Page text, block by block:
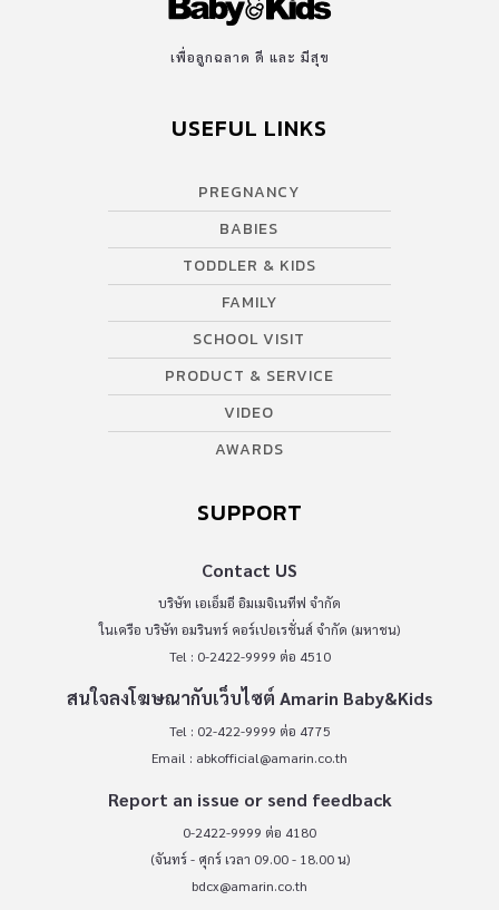
เพื่อลูกฉลาด ดี และ มีสุข
USEFUL LINKS
PREGNANCY
BABIES
TODDLER & KIDS
FAMILY
SCHOOL VISIT
PRODUCT & SERVICE
VIDEO
AWARDS
SUPPORT
Contact US
บริษัท เอเอ็มอี อิมเมจิเนทีฟ จำกัด
ในเครือ บริษัท อมรินทร์ คอร์เปอเรชั่นส์ จำกัด (มหาชน)
Tel : 0-2422-9999 ต่อ 4510
สนใจลงโฆษณากับเว็บไซต์ Amarin Baby&Kids
Tel : 02-422-9999 ต่อ 4775
Email : abkofficial@amarin.co.th
Report an issue or send feedback
0-2422-9999 ต่อ 4180
(จันทร์ - ศุกร์ เวลา 09.00 - 18.00 น)
bdcx@amarin.co.th